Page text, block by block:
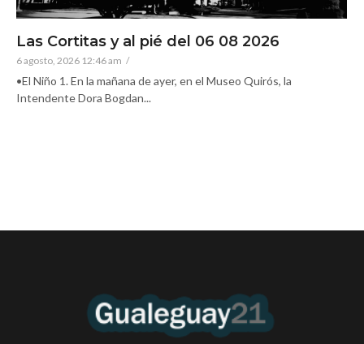
Las Cortitas y al pié del 06 08 2026
6 agosto, 2026 12:46 am /
•El Niño 1. En la mañana de ayer, en el Museo Quirós, la
Intendente Dora Bogdan...